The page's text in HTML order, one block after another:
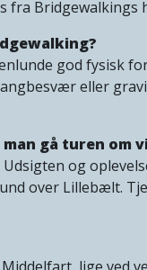
fra Bridgewalkings
god fysisk
eller
gå turen om
og
over Lillebælt.